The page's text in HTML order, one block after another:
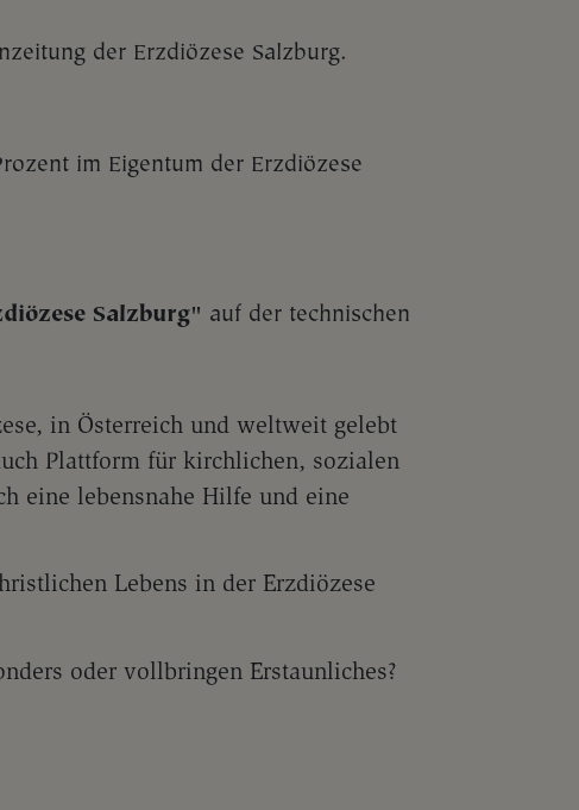
der Erzdiözese Salzburg.
im Eigentum der Erzdiözese
Salzburg" auf der technischen
in Österreich und weltweit gelebt
Plattform für kirchlichen, sozialen
eine lebensnahe Hilfe und eine
Lebens in der Erzdiözese
oder vollbringen Erstaunliches?